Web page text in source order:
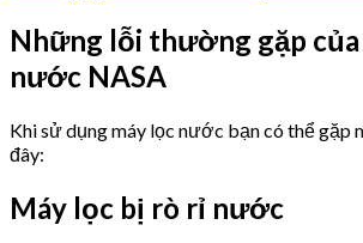
Những lỗi thường gặp của
nước NASA
Khi sử dụng máy lọc nước bạn có thể gặp
đây:
Máy lọc bị rò rỉ nước